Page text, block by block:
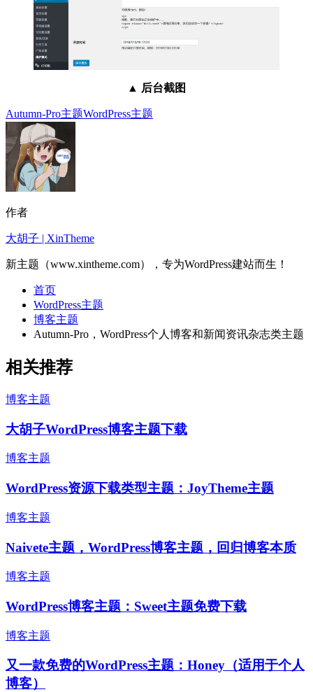
▲ 后台截图
Autumn-Pro主题WordPress主题
作者
大胡子 | XinTheme
新主题（www.xintheme.com），专为WordPress建站而生！
首页
WordPress主题
博客主题
Autumn-Pro，WordPress个人博客和新闻资讯杂志类主题
相关推荐
博客主题
大胡子WordPress博客主题下载
博客主题
WordPress资源下载类型主题：JoyTheme主题
博客主题
Naivete主题，WordPress博客主题，回归博客本质
博客主题
WordPress博客主题：Sweet主题免费下载
博客主题
又一款免费的WordPress主题：Honey（适用于个人
博客）